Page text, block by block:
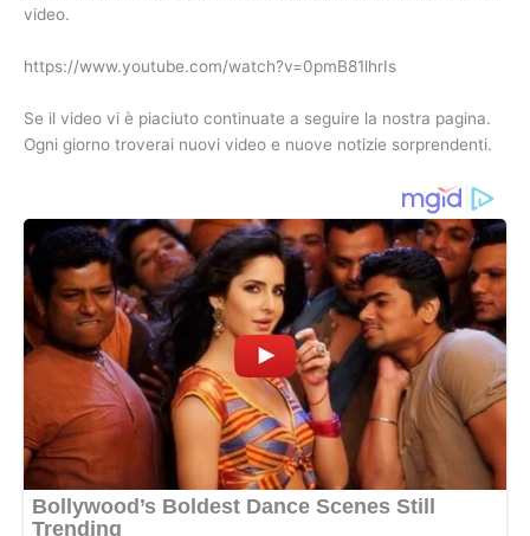
video.
https://www.youtube.com/watch?v=0pmB81lhrIs
Se il video vi è piaciuto continuate a seguire la nostra pagina.
Ogni giorno troverai nuovi video e nuove notizie sorprendenti.